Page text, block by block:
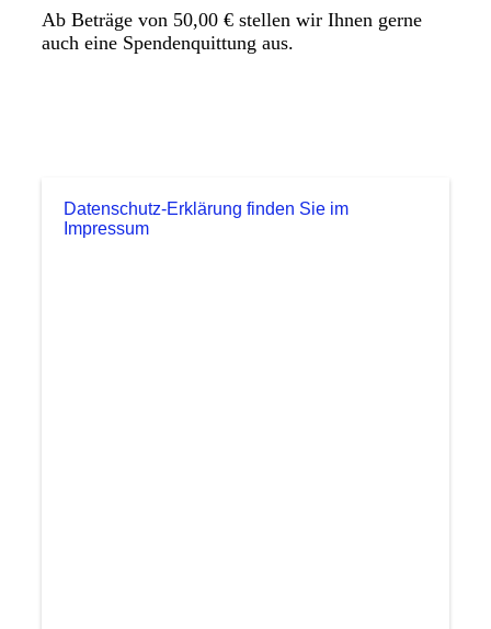
Ab Beträge von 50,00 € stellen wir Ihnen gerne
auch eine Spendenquittung aus.
Datenschutz-Erklärung finden Sie im
Impressum